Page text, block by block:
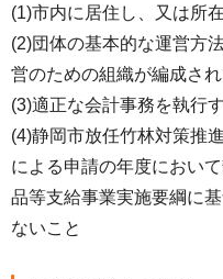
(1)市内に居住し、又は所
(2)団体の基本的な運営方
営のための組織が編成さ
(3)適正な会計事務を執行
(4)静岡市放任竹林対策推
による申請の年度におい
品等支給事業実施要綱に
ないこと